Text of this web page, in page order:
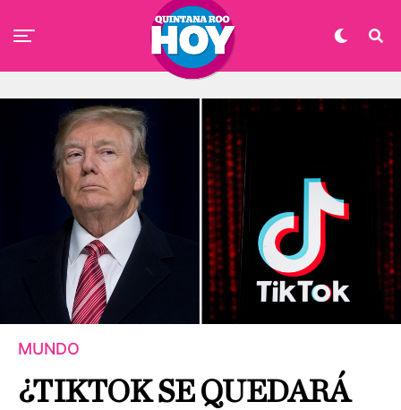
MUNDO
¿TIKTOK SE QUEDARÁ